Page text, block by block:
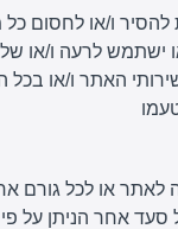
ישתמש לרעה ו/או
האתר ו/או